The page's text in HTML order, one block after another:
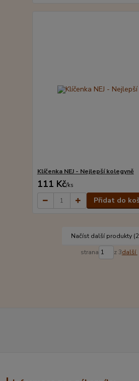
Klíčenka NEJ - Nejlepší kolegyně
111 Kč/ks
Přidat do
Načíst další produkty
strana z 3další